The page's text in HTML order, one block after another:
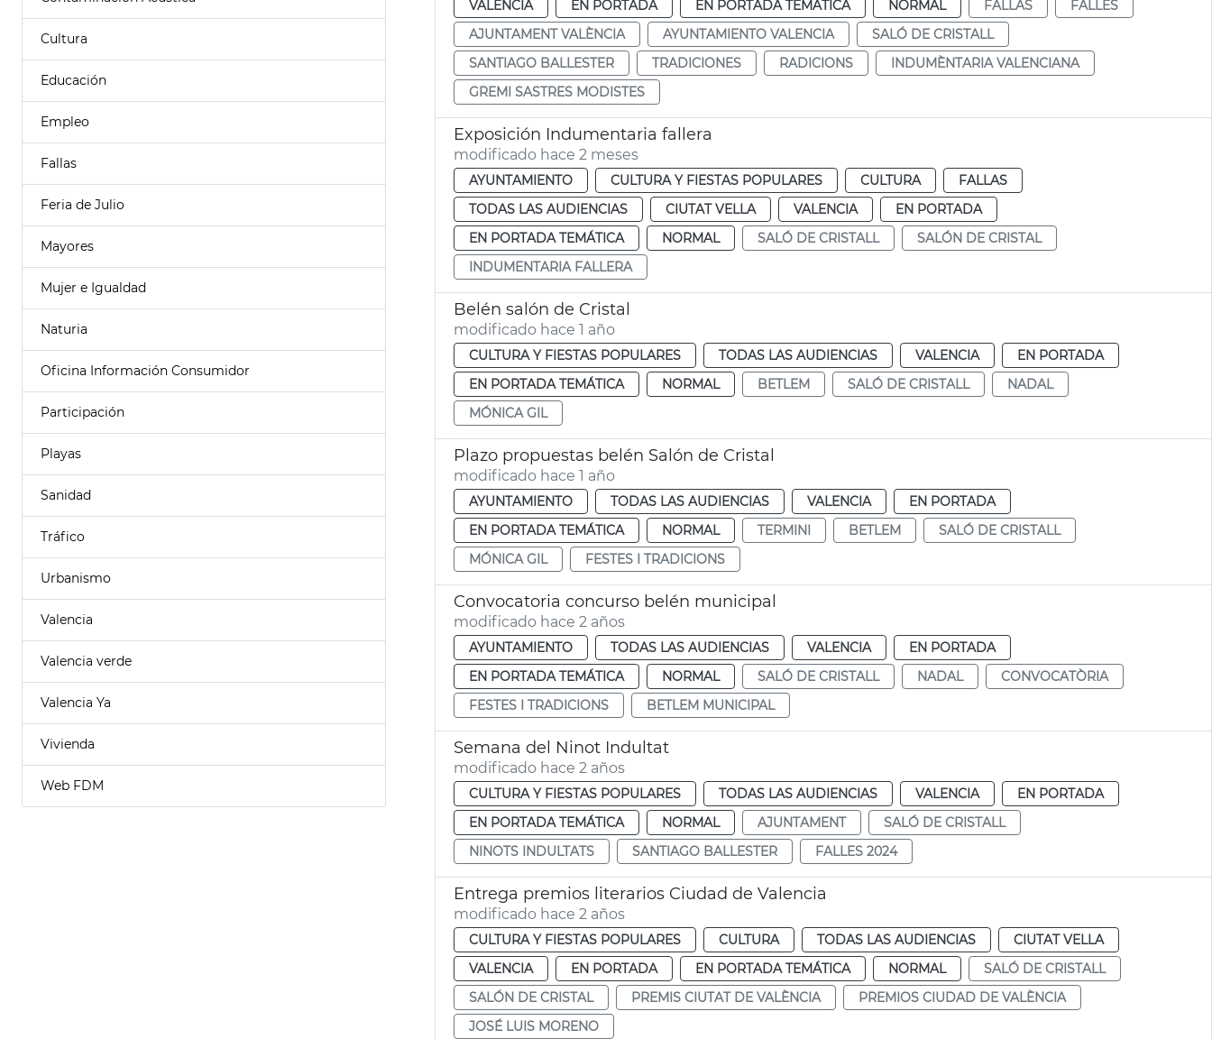
Cultura
Educación
Empleo
Fallas
Feria de Julio
Mayores
Mujer e Igualdad
Naturia
Oficina Información Consumidor
Participación
Playas
Sanidad
Tráfico
Urbanismo
Valencia
Valencia verde
Valencia Ya
Vivienda
Web FDM
VALENCIA
EN PORTADA EN PORTADA TEMÁTICA NORMAL FALLAS
FALLES
AJUNTAMENT VALÈNCIA
AYUNTAMIENTO VALENCIA
SALÓ DE CRISTALL
SANTIAGO BALLESTER
TRADICIONES RADICIONS
INDUMÈNTARIA VALENCIANA
GREMI SASTRES MODISTES
Exposición Indumentaria fallera
modificado hace 2 meses
AYUNTAMIENTO CULTURA Y FIESTAS POPULARES CULTURA
FALLAS
TODAS LAS AUDIENCIAS
CIUTAT VELLA VALENCIA
EN PORTADA
EN PORTADA TEMÁTICA
NORMAL SALÓ DE CRISTALL
SALÓN DE CRISTAL
INDUMENTARIA FALLERA
Belén salón de Cristal
modificado hace 1 año
CULTURA Y FIESTAS POPULARES TODAS LAS AUDIENCIAS VALENCIA
EN PORTADA
EN PORTADA TEMÁTICA
NORMAL BETLEM SALÓ DE CRISTALL
NADAL
MÓNICA GIL
Plazo propuestas belén Salón de Cristal
modificado hace 1 año
AYUNTAMIENTO TODAS LAS AUDIENCIAS VALENCIA
EN PORTADA
EN PORTADA TEMÁTICA
NORMAL TERMINI BETLEM
SALÓ DE CRISTALL
MÓNICA GIL
FESTES I TRADICIONS
Convocatoria concurso belén municipal
modificado hace 2 años
AYUNTAMIENTO TODAS LAS AUDIENCIAS VALENCIA
EN PORTADA
EN PORTADA TEMÁTICA
NORMAL SALÓ DE CRISTALL NADAL
CONVOCATÒRIA
FESTES I TRADICIONS
BETLEM MUNICIPAL
Semana del Ninot Indultat
modificado hace 2 años
CULTURA Y FIESTAS POPULARES TODAS LAS AUDIENCIAS VALENCIA
EN PORTADA
EN PORTADA TEMÁTICA
NORMAL AJUNTAMENT
SALÓ DE CRISTALL
NINOTS INDULTATS
SANTIAGO BALLESTER FALLES 2024
Entrega premios literarios Ciudad de Valencia
modificado hace 2 años
CULTURA Y FIESTAS POPULARES CULTURA TODAS LAS AUDIENCIAS
CIUTAT VELLA
VALENCIA
EN PORTADA EN PORTADA TEMÁTICA NORMAL
SALÓ DE CRISTALL
SALÓN DE CRISTAL
PREMIS CIUTAT DE VALÈNCIA
PREMIOS CIUDAD DE VALÈNCIA
JOSÉ LUIS MORENO